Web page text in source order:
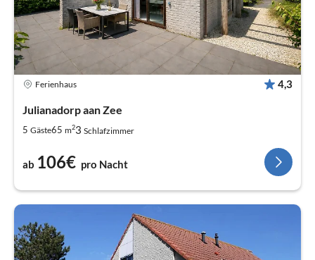
Ferienhaus 4,3
Julianadorp aan Zee
5 Gäste65 m23 Schlafzimmer
ab 106€ pro Nacht